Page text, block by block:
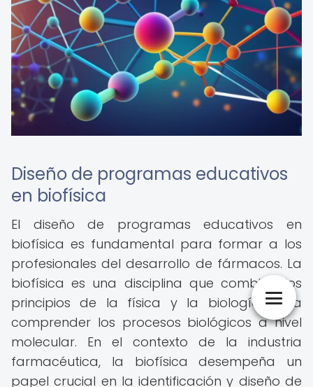
Diseño de programas educativos
en biofísica
El diseño de programas educativos en
biofísica es fundamental para formar a los
profesionales del desarrollo de fármacos. La
biofísica es una disciplina que combina los
principios de la física y la biología para
comprender los procesos biológicos a nivel
molecular. En el contexto de la industria
farmacéutica, la biofísica desempeña un
papel crucial en la identificación y diseño de